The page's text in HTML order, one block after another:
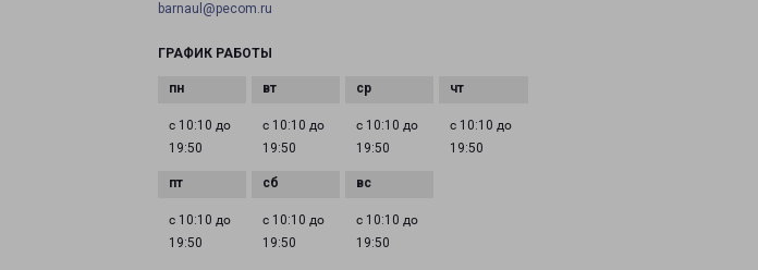
barnaul@pecom.ru
ГРАФИК РАБОТЫ
с 10:10 до
19:50
с 10:10 до
19:50
с 10:10 до
19:50
с 10:10 до
19:50
с 10:10 до
19:50
с 10:10 до
19:50
с 10:10 до
19:50